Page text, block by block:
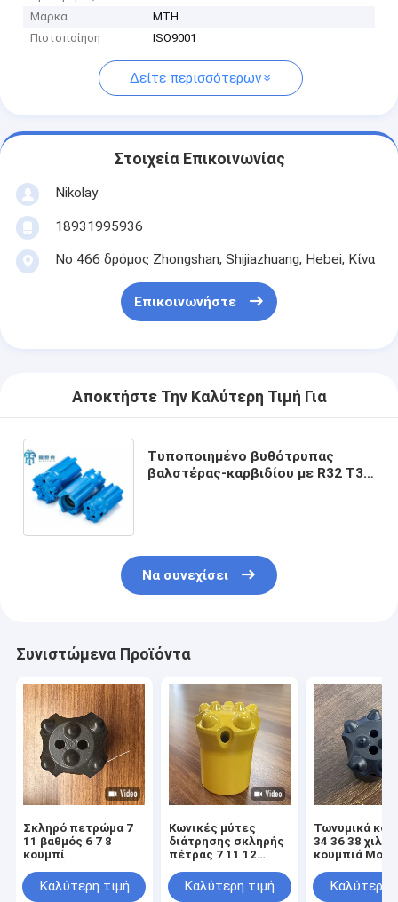
Μάρκα
MTH
Πιστοποίηση
ISO9001
Δείτε περισσότερων
Στοιχεία Επικοινωνίας
Nikolay
18931995936
Νο 466 δρόμος Zhongshan, Shijiazhuang, Hebei, Κίνα
Επικοινωνήστε
Αποκτήστε Την Καλύτερη Τιμή Για
Τυποποιημένο βυθότρυπας
βαλστέρας-καρβιδίου με R32 T38
Να συνεχίσει
Συνιστώμενα Προϊόντα
Σκληρό πετρώμα 7
11 βαθμός 6 7 8
κουμπί
Καλύτερη τιμή
Κωνικές μύτες
διάτρησης σκληρής
πέτρας 7 11 12
διάτρησης με
κουμπί για εξόρυξη
Καλύτερη τιμή
Τωνυμικά
34 36 38
κουμπιά
πετρώματος
ορυχεία και
Καλύτερη